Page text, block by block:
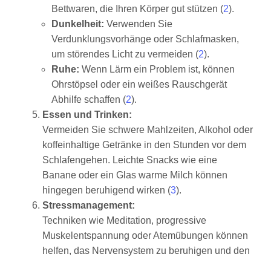
Bettwaren, die Ihren Körper gut stützen (2).
Dunkelheit: Verwenden Sie
Verdunklungsvorhänge oder Schlafmasken,
um störendes Licht zu vermeiden (2).
Ruhe: Wenn Lärm ein Problem ist, können
Ohrstöpsel oder ein weißes Rauschgerät
Abhilfe schaffen (2).
Essen und Trinken:
Vermeiden Sie schwere Mahlzeiten, Alkohol oder
koffeinhaltige Getränke in den Stunden vor dem
Schlafengehen. Leichte Snacks wie eine
Banane oder ein Glas warme Milch können
hingegen beruhigend wirken (3).
Stressmanagement:
Techniken wie Meditation, progressive
Muskelentspannung oder Atemübungen können
helfen, das Nervensystem zu beruhigen und den